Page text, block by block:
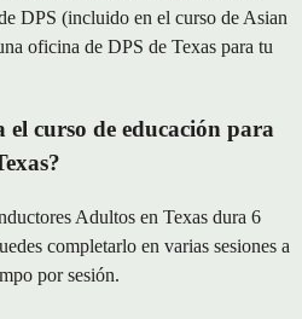
DPS (incluido en el curso de Asian
oficina de DPS de Texas para tu
curso de educación para
Adultos en Texas dura 6
completarlo en varias sesiones a
por sesión.